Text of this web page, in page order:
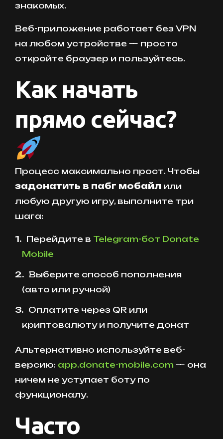
знакомых.
Веб-приложение работает без VPN
на любом устройстве — просто
откройте браузер и пользуйтесь.
Как начать
прямо сейчас?
Процесс максимально прост. Чтобы
задонатить в пабг мобайл или
любую другую игру, выполните три
шага:
Перейдите в Telegram-бот Donate
Mobile
Выберите способ пополнения
(авто или ручной)
Оплатите через QR или
криптовалюту и получите донат
Альтернативно используйте веб-
версию: app.donate-mobile.com — она
ничем не уступает боту по
функционалу.
Часто